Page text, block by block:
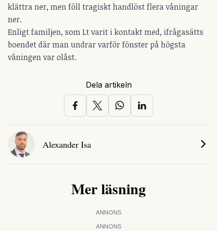
klättra ner, men föll tragiskt handlöst flera våningar
ner.
Enligt familjen, som Lt varit i kontakt med, ifrågasätts
boendet där man undrar varför fönster på högsta
våningen var olåst.
Dela artikeln
Alexander Isa
Mer läsning
ANNONS
ANNONS